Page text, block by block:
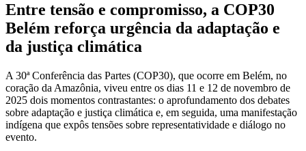
Entre tensão e compromisso, a COP30
Belém reforça urgência da adaptação e
da justiça climática
A 30ª Conferência das Partes (COP30), que ocorre em Belém, no
coração da Amazônia, viveu entre os dias 11 e 12 de novembro de
2025 dois momentos contrastantes: o aprofundamento dos debates
sobre adaptação e justiça climática e, em seguida, uma manifestação
indígena que expôs tensões sobre representatividade e diálogo no
evento.